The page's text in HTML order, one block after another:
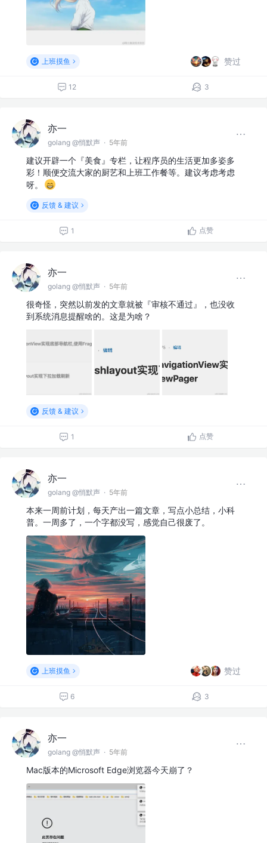
上班摸鱼 赞过
12 3
亦一
golang @悄默声 · 5年前
建议开辟一个『美食』专栏，让程序员的生活更加多姿多
彩！顺便交流大家的厨艺和上班工作餐等。建议考虑考虑
呀。
反馈 & 建议
1 点赞
亦一
golang @悄默声 · 5年前
很奇怪，突然以前发的文章就被『审核不通过』，也没收
到系统消息提醒啥的。这是为啥？
反馈 & 建议
1 点赞
亦一
golang @悄默声 · 5年前
本来一周前计划，每天产出一篇文章，写点小总结，小科
普。一周多了，一个字都没写，感觉自己很废了。
上班摸鱼 赞过
6 3
亦一
golang @悄默声 · 5年前
Mac版本的Microsoft Edge浏览器今天崩了？